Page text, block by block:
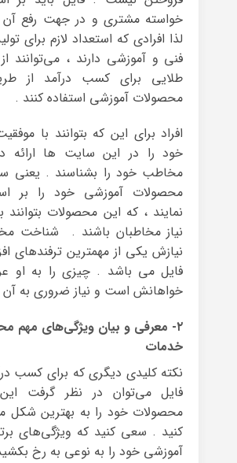
خواسته مشتری و در جهت رفع
لذا افرادی که استعداد لازم برای
فنی و آموزشی دارند ، می‌توانند
طلایی برای کسب درآمد از
محصولات آموزشی استفاده کنند .
افراد برای این که بتوانند با
خود را در این سایت ها ارائه
مخاطب خود را بشناسند . یعنی
محصولات آموزشی خود را بر
نمایند ، که این محصولات بتوانند
نیاز مخاطبان باشند . شناخت
نیازش یکی از مهمترین ترفندهای
فایل می باشد . چیزی را به او
خواهانش است و نیاز ضروری به آن
۲- معرفی و بیان ویژگی‌های مهم
خدمات
نکته کلیدی دیگری که برای کسب
فایل می‌توان در نظر گرفت
محصولات خود را به بهترین شکل
کنید . سعی کنید که ویژگی‌های
آموزشی خود را به نوعی به رخ